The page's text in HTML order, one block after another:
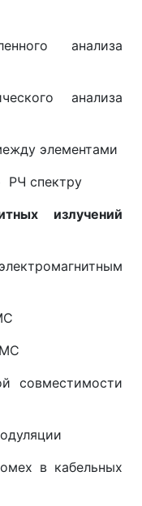
анализа
анализа
элементами
спектру
излучений
совместимости
в кабельных